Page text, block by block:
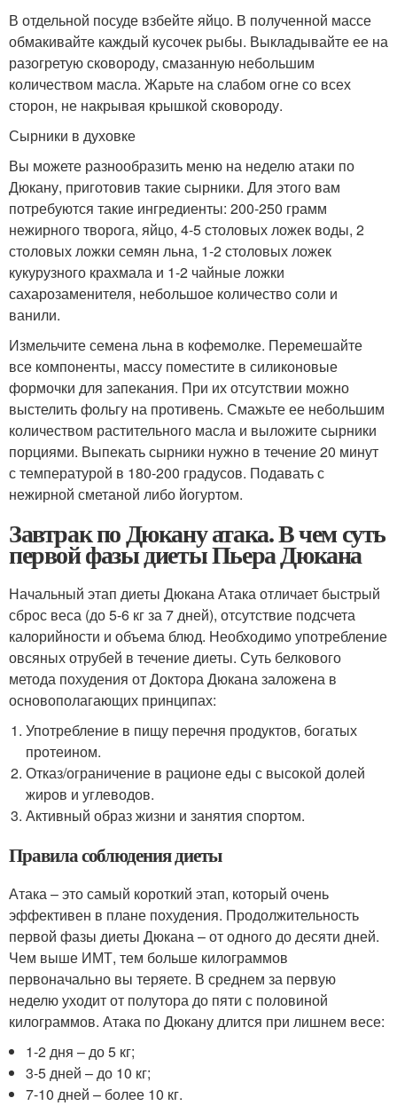
В отдельной посуде взбейте яйцо. В полученной массе
обмакивайте каждый кусочек рыбы. Выкладывайте ее на
разогретую сковороду, смазанную небольшим
количеством масла. Жарьте на слабом огне со всех
сторон, не накрывая крышкой сковороду.
Сырники в духовке
Вы можете разнообразить меню на неделю атаки по
Дюкану, приготовив такие сырники. Для этого вам
потребуются такие ингредиенты: 200-250 грамм
нежирного творога, яйцо, 4-5 столовых ложек воды, 2
столовых ложки семян льна, 1-2 столовых ложек
кукурузного крахмала и 1-2 чайные ложки
сахарозаменителя, небольшое количество соли и
ванили.
Измельчите семена льна в кофемолке. Перемешайте
все компоненты, массу поместите в силиконовые
формочки для запекания. При их отсутствии можно
выстелить фольгу на противень. Смажьте ее небольшим
количеством растительного масла и выложите сырники
порциями. Выпекать сырники нужно в течение 20 минут
с температурой в 180-200 градусов. Подавать с
нежирной сметаной либо йогуртом.
Завтрак по Дюкану атака. В чем суть
первой фазы диеты Пьера Дюкана
Начальный этап диеты Дюкана Атака отличает быстрый
сброс веса (до 5-6 кг за 7 дней), отсутствие подсчета
калорийности и объема блюд. Необходимо употребление
овсяных отрубей в течение диеты. Суть белкового
метода похудения от Доктора Дюкана заложена в
основополагающих принципах:
Употребление в пищу перечня продуктов, богатых
протеином.
Отказ/ограничение в рационе еды с высокой долей
жиров и углеводов.
Активный образ жизни и занятия спортом.
Правила соблюдения диеты
Атака – это самый короткий этап, который очень
эффективен в плане похудения. Продолжительность
первой фазы диеты Дюкана – от одного до десяти дней.
Чем выше ИМТ, тем больше килограммов
первоначально вы теряете. В среднем за первую
неделю уходит от полутора до пяти с половиной
килограммов. Атака по Дюкану длится при лишнем весе:
1-2 дня – до 5 кг;
3-5 дней – до 10 кг;
7-10 дней – более 10 кг.